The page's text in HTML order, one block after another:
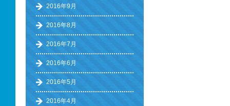
2016年9月
2016年8月
2016年7月
2016年6月
2016年5月
2016年4月